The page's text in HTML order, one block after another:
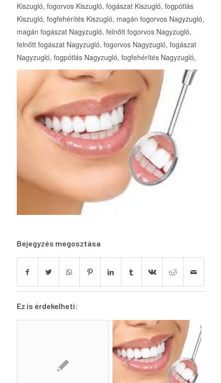
Kiszugló, fogorvos Kiszugló, fogászat Kiszugló, fogpótlás
Kiszugló, fogfehérítés Kiszugló, magán fogorvos Nagyzugló,
magán fogászat Nagyzugló, felnőtt fogorvos Nagyzugló,
felnőtt fogászat Nagyzugló, fogorvos Nagyzugló, fogászat
Nagyzugló, fogpótlás Nagyzugló, fogfehérítés Nagyzugló,
Bejegyzés megosztása
Ez is érdekelheti: